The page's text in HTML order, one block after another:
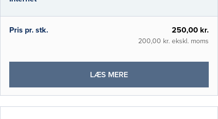
Pris pr. stk. 250,00 kr.
200,00 kr. ekskl. moms
LÆS MEREOM
PSYCHSIM